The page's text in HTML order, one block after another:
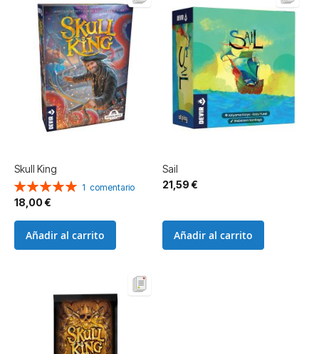
Skull King
Valoración:
100%
1 comentario
18,00 €
Añadir al carrito
Sail
21,59 €
Añadir al carrito